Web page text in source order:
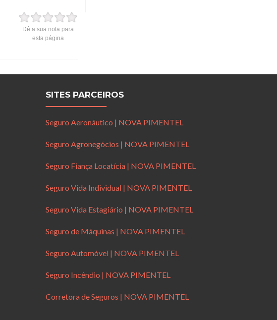
Dê a sua nota para
esta página
SITES PARCEIROS
Seguro Aeronáutico | NOVA PIMENTEL
Seguro Agronegócios | NOVA PIMENTEL
Seguro Fiança Locatícia | NOVA PIMENTEL
Seguro Vida Individual | NOVA PIMENTEL
Seguro Vida Estagiário | NOVA PIMENTEL
Seguro de Máquinas | NOVA PIMENTEL
Seguro Automóvel | NOVA PIMENTEL
Seguro Incêndio | NOVA PIMENTEL
Corretora de Seguros | NOVA PIMENTEL